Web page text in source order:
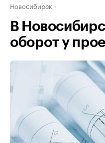
Новосибирск
В
оборот у